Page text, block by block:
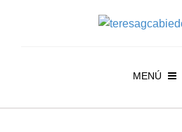
MENÚ